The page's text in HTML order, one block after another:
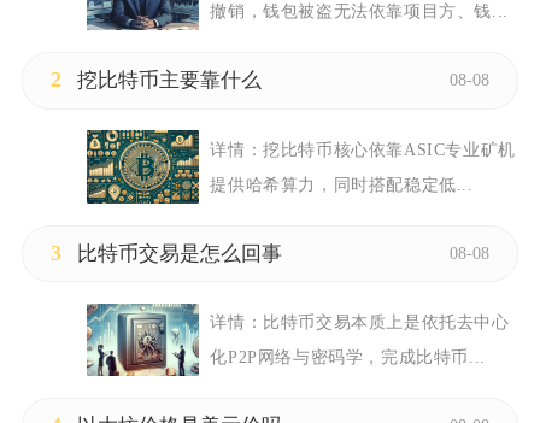
撤销，钱包被盗无法依靠项目方、钱...
2 挖比特币主要靠什么 08-08
详情：挖比特币核心依靠ASIC专业矿机
提供哈希算力，同时搭配稳定低...
3 比特币交易是怎么回事 08-08
详情： 比特币交易本质上是依托去中心
化P2P网络与密码学，完成比特币...